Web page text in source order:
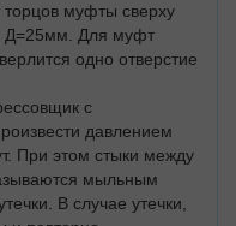
муфты сверху
Д=25мм. Для муфт
одно отверстие
с
давлением
При этом стыки между
мыльным
В случае утечки,